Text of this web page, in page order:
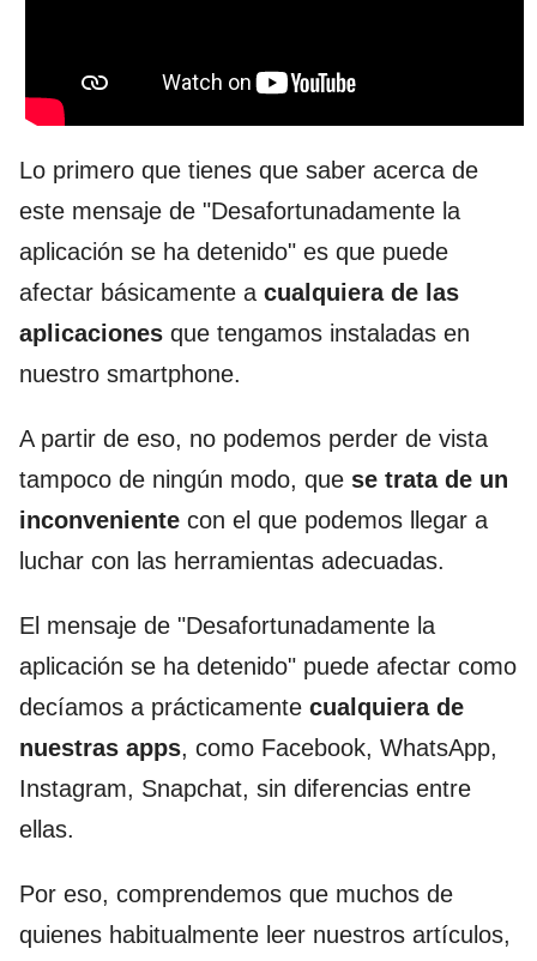
Lo primero que tienes que saber acerca de
este mensaje de "Desafortunadamente la
aplicación se ha detenido" es que puede
afectar básicamente a cualquiera de las
aplicaciones que tengamos instaladas en
nuestro smartphone.
A partir de eso, no podemos perder de vista
tampoco de ningún modo, que se trata de un
inconveniente con el que podemos llegar a
luchar con las herramientas adecuadas.
El mensaje de "Desafortunadamente la
aplicación se ha detenido" puede afectar como
decíamos a prácticamente cualquiera de
nuestras apps, como Facebook, WhatsApp,
Instagram, Snapchat, sin diferencias entre
ellas.
Por eso, comprendemos que muchos de
quienes habitualmente leer nuestros artículos,